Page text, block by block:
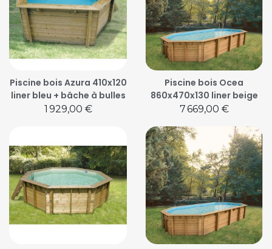
Piscine bois Azura 410x120
liner bleu + bâche à bulles
Prix
1 929,00 €
Piscine bois Ocea
860x470x130 liner beige
Prix
7 669,00 €